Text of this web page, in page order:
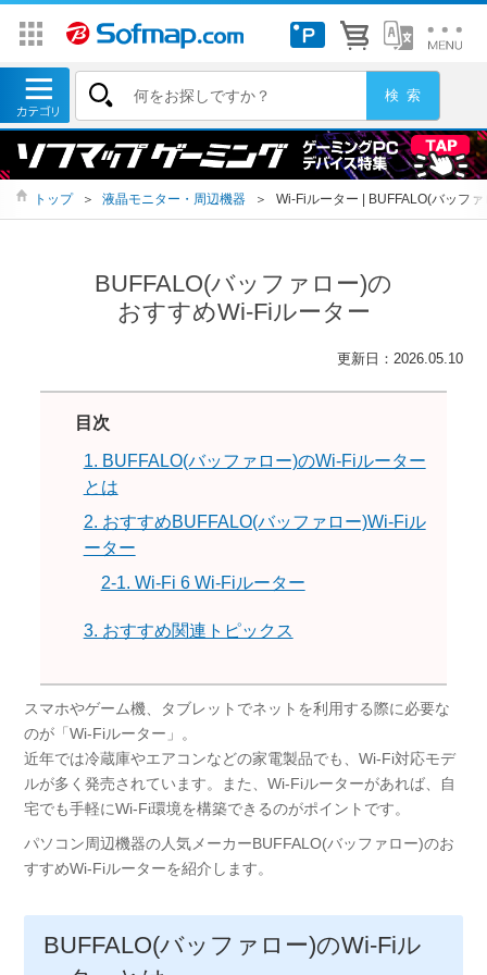
トップ ＞ 液晶モニター・周辺機器 ＞ Wi-Fiルーター | BUFFALO(バッフ
BUFFALO(バッファロー)の
おすすめWi-Fiルーター
更新日：2026.05.10
目次
1. BUFFALO(バッファロー)のWi-Fiルーター
とは
2. おすすめBUFFALO(バッファロー)Wi-Fiル
ーター
2-1. Wi-Fi 6 Wi-Fiルーター
3. おすすめ関連トピックス
スマホやゲーム機、タブレットでネットを利用する際に必要な
のが「Wi-Fiルーター」。
近年では冷蔵庫やエアコンなどの家電製品でも、Wi-Fi対応モデ
ルが多く発売されています。また、Wi-Fiルーターがあれば、自
宅でも手軽にWi-Fi環境を構築できるのがポイントです。
パソコン周辺機器の人気メーカーBUFFALO(バッファロー)のお
すすめWi-Fiルーターを紹介します。
BUFFALO(バッファロー)のWi-Fiル